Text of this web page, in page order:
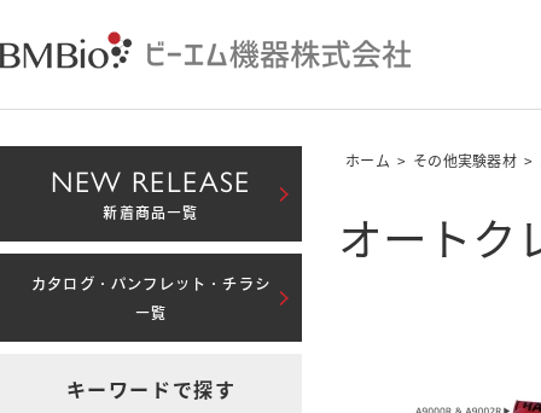
ホーム > その他実験器材 >
オートク
NEW RELEASE
新着商品一覧
カタログ・パンフレット・チラシ
一覧
キーワードで探す